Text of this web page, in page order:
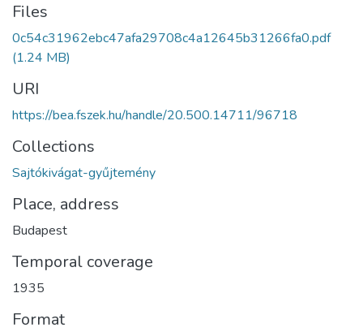
Files
0c54c31962ebc47afa29708c4a12645b31266fa0.pdf
(1.24 MB)
URI
https://bea.fszek.hu/handle/20.500.14711/96718
Collections
Sajtókivágat-gyűjtemény
Place, address
Budapest
Temporal coverage
1935
Format